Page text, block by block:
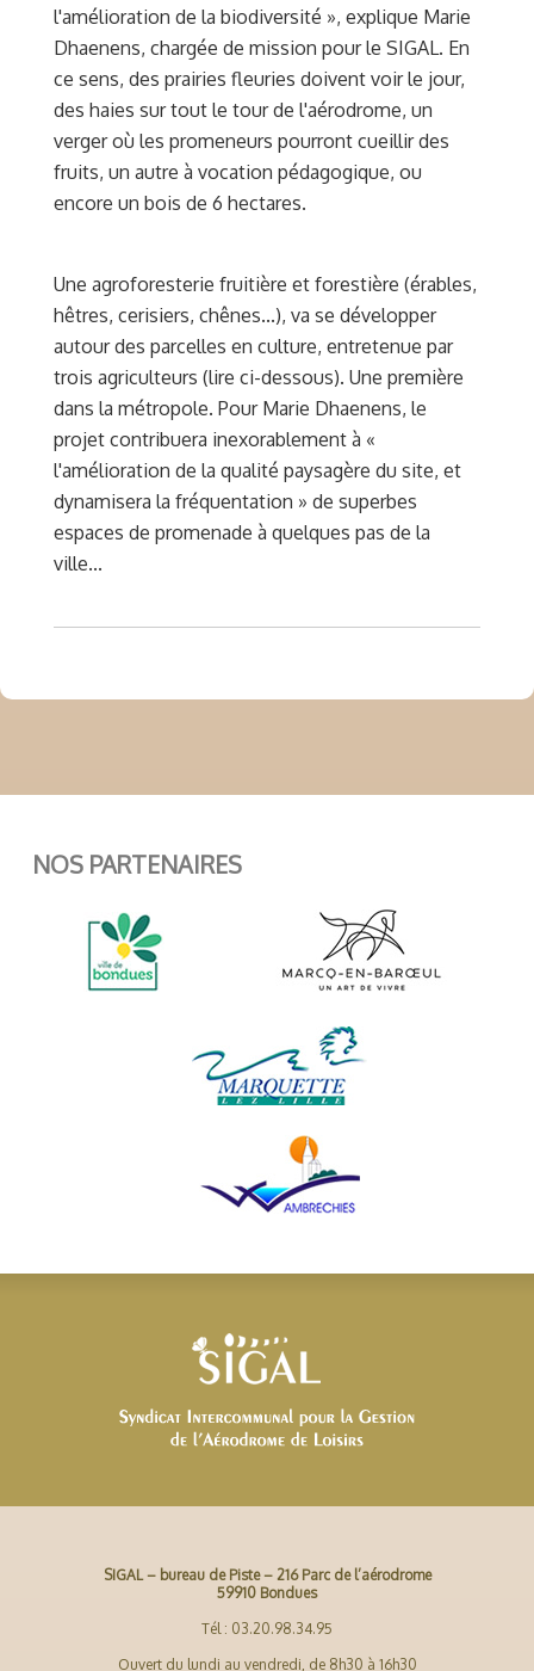
l'amélioration de la biodiversité », explique Marie
Dhaenens, chargée de mission pour le SIGAL. En
ce sens, des prairies fleuries doivent voir le jour,
des haies sur tout le tour de l'aérodrome, un
verger où les promeneurs pourront cueillir des
fruits, un autre à vocation pédagogique, ou
encore un bois de 6 hectares.
Une agroforesterie fruitière et forestière (érables,
hêtres, cerisiers, chênes...), va se développer
autour des parcelles en culture, entretenue par
trois agriculteurs (lire ci-dessous). Une première
dans la métropole. Pour Marie Dhaenens, le
projet contribuera inexorablement à «
l'amélioration de la qualité paysagère du site, et
dynamisera la fréquentation » de superbes
espaces de promenade à quelques pas de la
ville...
NOS PARTENAIRES
SIGAL – bureau de Piste – 216 Parc de l’aérodrome
59910 Bondues
Tél : 03.20.98.34.95
Ouvert du lundi au vendredi, de 8h30 à 16h30